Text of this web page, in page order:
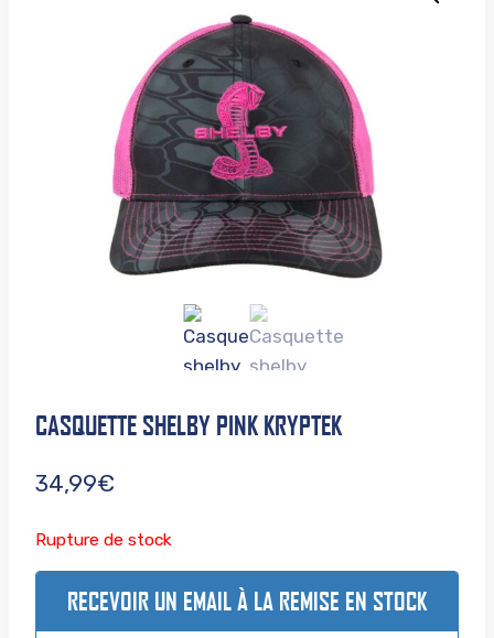
CASQUETTE SHELBY PINK KRYPTEK
34,99€
Rupture de stock
RECEVOIR UN EMAIL À LA REMISE EN STOCK